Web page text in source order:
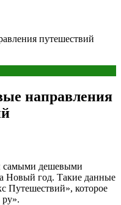
путешествий
направления
самыми дешевыми
Новый год. Такие данные
Путешествий», которое